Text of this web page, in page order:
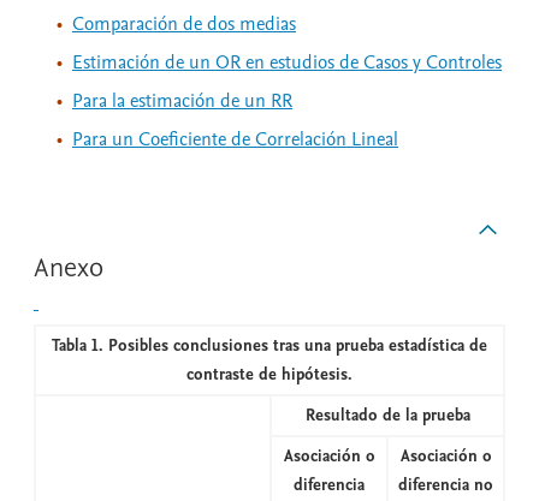
Comparación de dos medias
Estimación de un OR en estudios de Casos y Controles
Para la estimación de un RR
Para un Coeficiente de Correlación Lineal
Anexo
Tabla 1. Posibles conclusiones tras una prueba estadística de
contraste de hipótesis.
Resultado de la prueba
Asociación o
diferencia
Asociación o
diferencia no